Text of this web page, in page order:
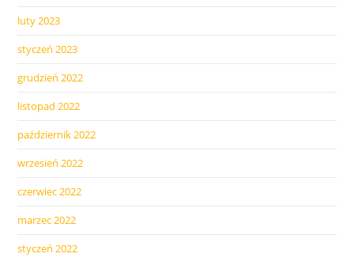
luty 2023
styczeń 2023
grudzień 2022
listopad 2022
październik 2022
wrzesień 2022
czerwiec 2022
marzec 2022
styczeń 2022